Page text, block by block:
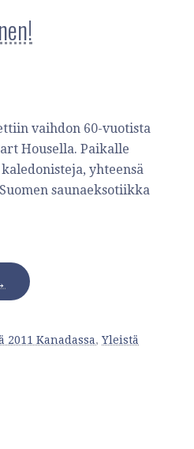
vaihdon 60-vuotista
Housella. Paikalle
yhteensä
saunaeksotiikka
2011 Kanadassa, Yleistä